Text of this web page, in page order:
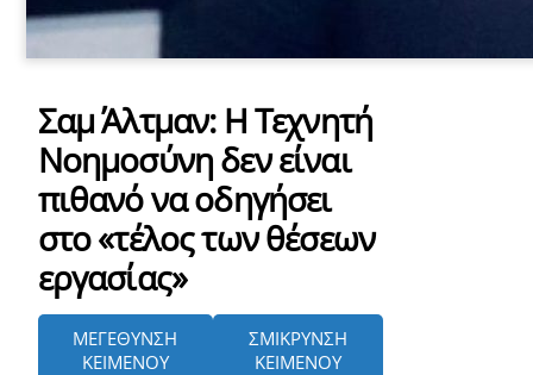
Σαμ Άλτμαν: Η Τεχνητή
Νοημοσύνη δεν είναι
πιθανό να οδηγήσει
στο «τέλος των θέσεων
εργασίας»
ΜΕΓΕΘΥΝΣΗ
ΚΕΙΜΕΝΟΥ
ΣΜΙΚΡΥΝΣΗ
ΚΕΙΜΕΝΟΥ